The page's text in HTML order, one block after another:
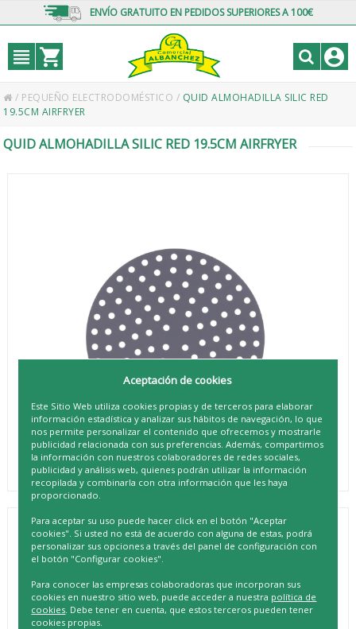
ENVÍO GRATUITO EN PEDIDOS SUPERIORES A 100€
/ PEQUEÑO ELECTRODOMÉSTICO / QUID ALMOHADILLA SILIC RED
19.5CM AIRFRYER
QUID ALMOHADILLA SILIC RED 19.5CM AIRFRYER
QUID ALMOHADILLA SILIC RED 19.5CM
AIRFRYER
REF. 8414793721059
Aceptación de cookies
Este Sitio Web utiliza cookies propias y de terceros para elaborar
información estadística y analizar sus hábitos de navegación, lo que
nos permite personalizar el contenido que ofrecemos y mostrarle
publicidad relacionada con sus preferencias. Además, compartimos
la información con nuestros colaboradores de redes sociales,
publicidad y análisis web, quienes podrán utilizar la información
recopilada y combinarla con otra información que les haya
proporcionado.
Para aceptar su uso puede hacer click en el botón "Aceptar
cookies". Si usted no está de acuerdo con alguna de estas, podrá
personalizar sus opciones a través del panel de configuración con
el botón "Configurar cookies".
Para conocer las empresas colaboradoras que incorporan sus
cookies en nuestro sitio web, puede acceder a nuestra política de
cookies. Debe tener en cuenta, que estos terceros pueden tener
cookies propias.